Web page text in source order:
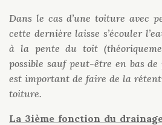
Dans le cas d’une toiture avec
cette dernière laisse s’écouler
à la pente du toit
possible sauf peut-être en bas
est important de faire de la
toiture.
La 3ième fonction du